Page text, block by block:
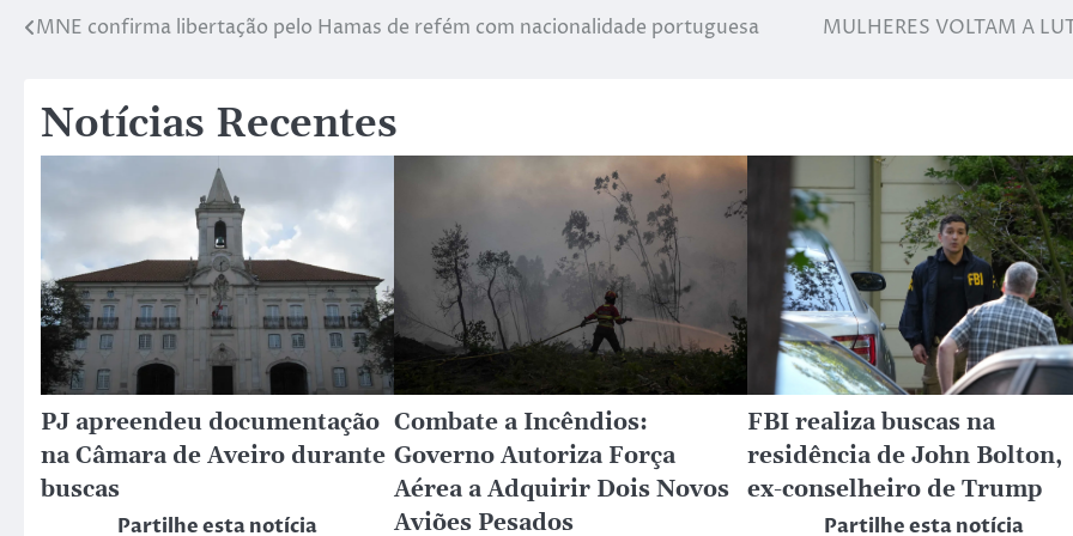
MNE confirma libertação pelo Hamas de refém com nacionalidade portuguesa MULHERES VOLTAM A
Notícias Recentes
PJ apreendeu documentação
na Câmara de Aveiro durante
buscas
Partilhe esta notícia
Combate a Incêndios:
Governo Autoriza Força
Aérea a Adquirir Dois Novos
Aviões Pesados
FBI realiza buscas na
residência de John Bolton,
ex-conselheiro de Trump
Partilhe esta notícia